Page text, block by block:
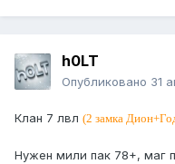
h0LT
Опубликовано 31
Клан 7 лвл (2 замка
Нужен мили пак 78+,